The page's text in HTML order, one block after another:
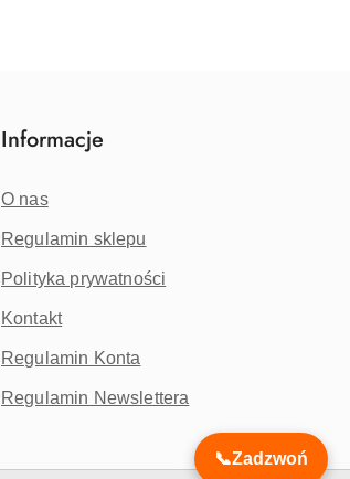
📞Zadzwoń
Informacje
O nas
Regulamin sklepu
Polityka prywatności
Kontakt
Regulamin Konta
Regulamin Newslettera